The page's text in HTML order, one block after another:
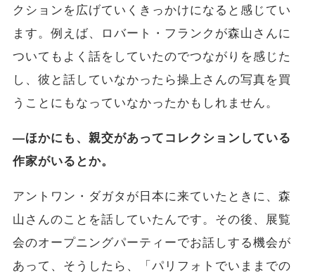
クションを広げていくきっかけになると感じてい
ます。例えば、ロバート・フランクが森山さんに
ついてもよく話をしていたのでつながりを感じた
し、彼と話していなかったら操上さんの写真を買
うことにもなっていなかったかもしれません。
―ほかにも、親交があってコレクションしている
作家がいるとか。
アントワン・ダガタが日本に来ていたときに、森
山さんのことを話していたんです。その後、展覧
会のオープニングパーティーでお話しする機会が
あって、そうしたら、「パリフォトでいままでの